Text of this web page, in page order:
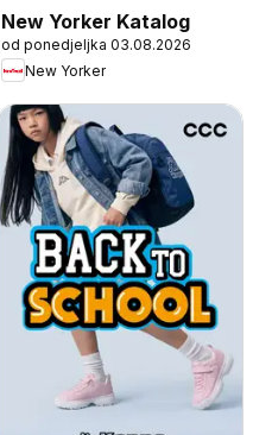
New Yorker Katalog
od ponedjeljka 03.08.2026
New Yorker